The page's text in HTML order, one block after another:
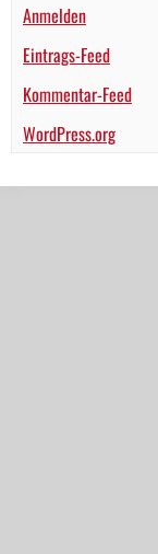
Anmelden
Eintrags-Feed
Kommentar-Feed
WordPress.org